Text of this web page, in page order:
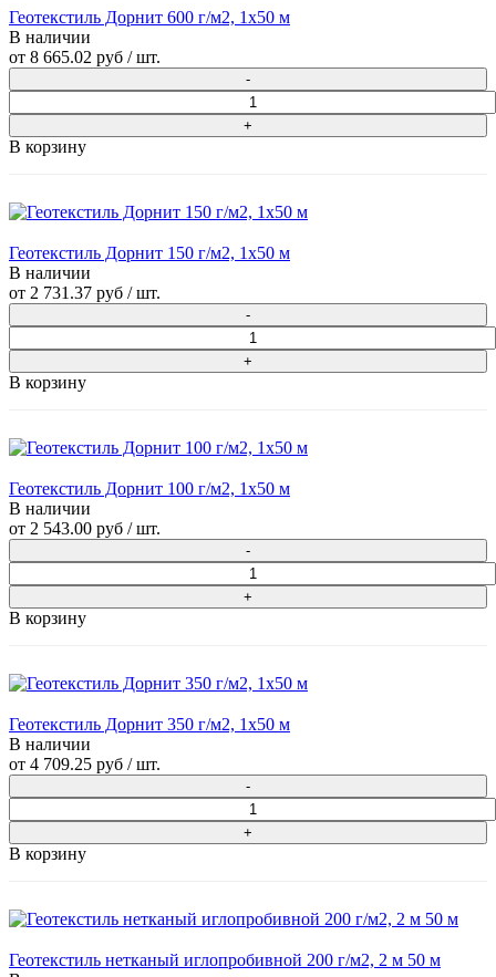
Геотекстиль Дорнит 600 г/м2, 1х50 м
В наличии
от 8 665.02 руб / шт.
В корзину
Геотекстиль Дорнит 150 г/м2, 1х50 м
В наличии
от 2 731.37 руб / шт.
В корзину
Геотекстиль Дорнит 100 г/м2, 1х50 м
В наличии
от 2 543.00 руб / шт.
В корзину
Геотекстиль Дорнит 350 г/м2, 1х50 м
В наличии
от 4 709.25 руб / шт.
В корзину
Геотекстиль нетканый иглопробивной 200 г/м2, 2 м 50 м